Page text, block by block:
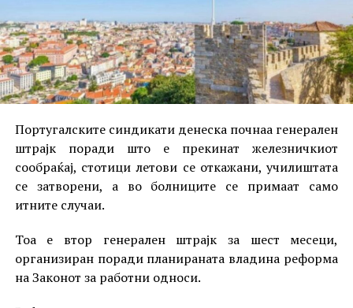
Португалските синдикати денеска почнаа генерален
штрајк поради што е прекинат железничкиот
сообраќај, стотици летови се откажани, училиштата
се затворени, а во болниците се примаат само
итните случаи.
Тоа е втор генерален штрајк за шест месеци,
организиран поради планираната владина реформа
на Законот за работни односи.